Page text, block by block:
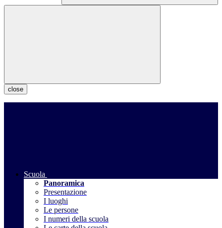
close
Scuola
Panoramica
Presentazione
I luoghi
Le persone
I numeri della scuola